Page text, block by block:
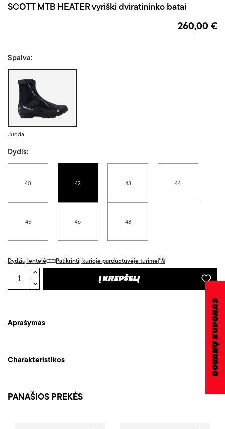
SCOTT MTB HEATER vyriški dviratininko batai
260,00 €
Spalva:
Juoda
Dydis:
40 42 43 44
45 46 48
Dydžių lentelė Patikrinti, kurioje parduotuvėje turime
Į KREPŠELĮ
Aprašymas
Charakteristikos
PANAŠIOS PREKĖS
DOVANŲ KUPONAS